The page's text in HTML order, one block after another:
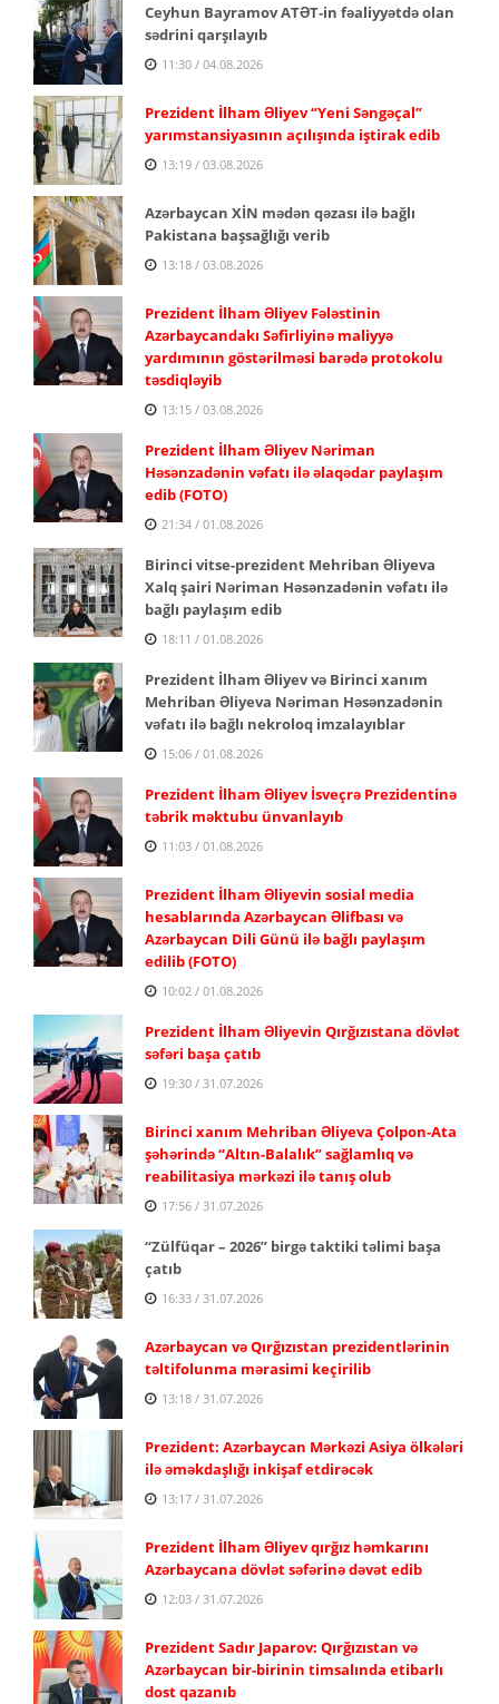
Ceyhun Bayramov ATƏT-in fəaliyyətdə olan
sədrini qarşılayıb
11:30 / 04.08.2026
Prezident İlham Əliyev “Yeni Səngəçal”
yarımstansiyasının açılışında iştirak edib
13:19 / 03.08.2026
Azərbaycan XİN mədən qəzası ilə bağlı
Pakistana başsağlığı verib
13:18 / 03.08.2026
Prezident İlham Əliyev Fələstinin
Azərbaycandakı Səfirliyinə maliyyə
yardımının göstərilməsi barədə protokolu
təsdiqləyib
13:15 / 03.08.2026
Prezident İlham Əliyev Nəriman
Həsənzadənin vəfatı ilə əlaqədar paylaşım
edib (FOTO)
21:34 / 01.08.2026
Birinci vitse-prezident Mehriban Əliyeva
Xalq şairi Nəriman Həsənzadənin vəfatı ilə
bağlı paylaşım edib
18:11 / 01.08.2026
Prezident İlham Əliyev və Birinci xanım
Mehriban Əliyeva Nəriman Həsənzadənin
vəfatı ilə bağlı nekroloq imzalayıblar
15:06 / 01.08.2026
Prezident İlham Əliyev İsveçrə Prezidentinə
təbrik məktubu ünvanlayıb
11:03 / 01.08.2026
Prezident İlham Əliyevin sosial media
hesablarında Azərbaycan Əlifbası və
Azərbaycan Dili Günü ilə bağlı paylaşım
edilib (FOTO)
10:02 / 01.08.2026
Prezident İlham Əliyevin Qırğızıstana dövlət
səfəri başa çatıb
19:30 / 31.07.2026
Birinci xanım Mehriban Əliyeva Çolpon-Ata
şəhərində “Altın-Balalık” sağlamlıq və
reabilitasiya mərkəzi ilə tanış olub
17:56 / 31.07.2026
“Zülfüqar – 2026” birgə taktiki təlimi başa
çatıb
16:33 / 31.07.2026
Azərbaycan və Qırğızıstan prezidentlərinin
təltifolunma mərasimi keçirilib
13:18 / 31.07.2026
Prezident: Azərbaycan Mərkəzi Asiya ölkələri
ilə əməkdaşlığı inkişaf etdirəcək
13:17 / 31.07.2026
Prezident İlham Əliyev qırğız həmkarını
Azərbaycana dövlət səfərinə dəvət edib
12:03 / 31.07.2026
Prezident Sadır Japarov: Qırğızıstan və
Azərbaycan bir-birinin timsalında etibarlı
dost qazanıb